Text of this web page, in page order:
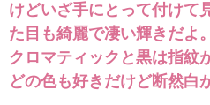
けどいざ手にとって付けて
た目も綺麗で凄い輝きだよ。
クロマティックと黒は指紋
どの色も好きだけど断然白